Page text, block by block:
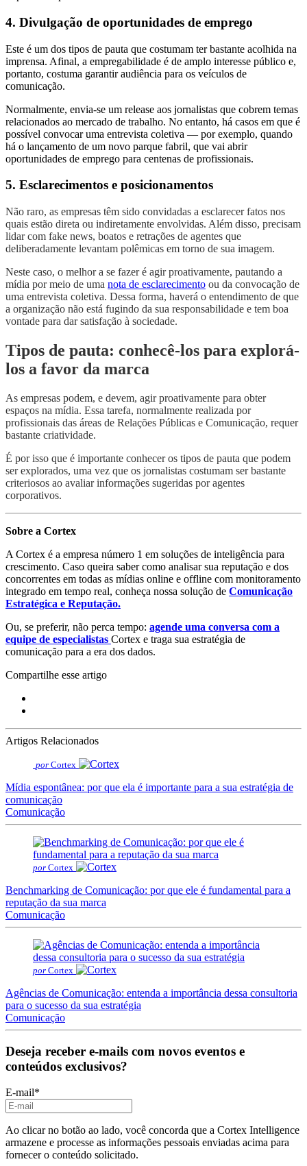
4. Divulgação de oportunidades de emprego
Este é um dos tipos de pauta que costumam ter bastante acolhida na
imprensa. Afinal, a empregabilidade é de amplo interesse público e,
portanto, costuma garantir audiência para os veículos de
comunicação.
Normalmente, envia-se um release aos jornalistas que cobrem temas
relacionados ao mercado de trabalho. No entanto, há casos em que é
possível convocar uma entrevista coletiva — por exemplo, quando
há o lançamento de um novo parque fabril, que vai abrir
oportunidades de emprego para centenas de profissionais.
5. Esclarecimentos e posicionamentos
Não raro, as empresas têm sido convidadas a esclarecer fatos nos
quais estão direta ou indiretamente envolvidas. Além disso, precisam
lidar com fake news, boatos e retrações de agentes que
deliberadamente levantam polêmicas em torno de sua imagem.
Neste caso, o melhor a se fazer é agir proativamente, pautando a
mídia por meio de uma nota de esclarecimento ou da convocação de
uma entrevista coletiva. Dessa forma, haverá o entendimento de que
a organização não está fugindo da sua responsabilidade e tem boa
vontade para dar satisfação à sociedade.
Tipos de pauta: conhecê-los para explorá-
los a favor da marca
As empresas podem, e devem, agir proativamente para obter
espaços na mídia. Essa tarefa, normalmente realizada por
profissionais das áreas de Relações Públicas e Comunicação, requer
bastante criatividade.
É por isso que é importante conhecer os tipos de pauta que podem
ser explorados, uma vez que os jornalistas costumam ser bastante
criteriosos ao avaliar informações sugeridas por agentes
corporativos.
Sobre a Cortex
A Cortex é a empresa número 1 em soluções de inteligência para
crescimento. Caso queira saber como analisar sua reputação e dos
concorrentes em todas as mídias online e offline com monitoramento
integrado em tempo real, conheça nossa solução de Comunicação
Estratégica e Reputação.
Ou, se preferir, não perca tempo: agende uma conversa com a
equipe de especialistas Cortex e traga sua estratégia de
comunicação para a era dos dados.
Compartilhe esse artigo
Artigos Relacionados
por Cortex
Mídia espontânea: por que ela é importante para a sua estratégia de
comunicação
Comunicação
por Cortex
Benchmarking de Comunicação: por que ele é fundamental para a
reputação da sua marca
Comunicação
por Cortex
Agências de Comunicação: entenda a importância dessa consultoria
para o sucesso da sua estratégia
Comunicação
Deseja receber e-mails com novos eventos e
conteúdos exclusivos?
E-mail*
Ao clicar no botão ao lado, você concorda que a Cortex Intelligence
armazene e processe as informações pessoais enviadas acima para
fornecer o conteúdo solicitado.